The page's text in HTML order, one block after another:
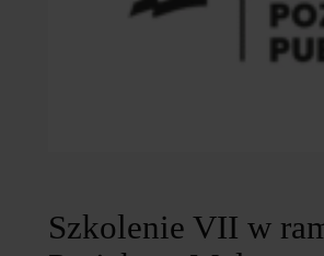
Szkolenie VII w